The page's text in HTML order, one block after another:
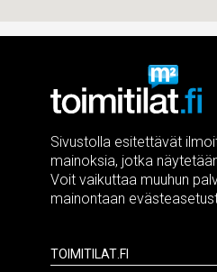
Sivustolla esitettävät
mainoksia, jotka
Voit vaikuttaa muuhun
mainontaan
Toimitilat.fi